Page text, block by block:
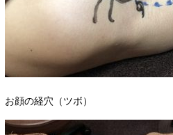
お顔の経穴（ツボ）